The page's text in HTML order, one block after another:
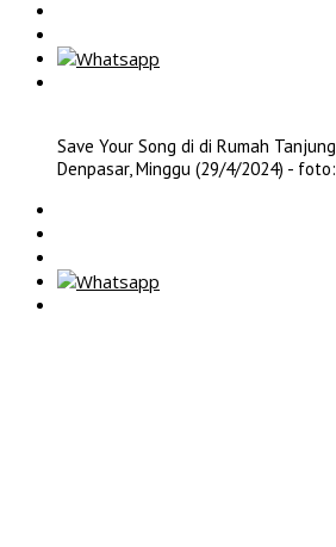
Save Your Song di di Rumah
Denpasar, Minggu (29/4/2024) -